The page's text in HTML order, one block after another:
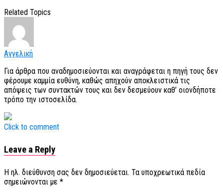
Related Topics
Αγγελική
Για άρθρα που αναδημοσιεύονται και αναγράφεται η πηγή τους δεν
φέρουμε καμμία ευθύνη, καθώς απηχούν αποκλειστικά τις
απόψεις των συντακτών τους και δεν δεσμεύουν καθ’ οιονδήποτε
τρόπο την ιστοσελίδα.
Click to comment
Leave a Reply
Η ηλ. διεύθυνση σας δεν δημοσιεύεται. Τα υποχρεωτικά πεδία
σημειώνονται με *